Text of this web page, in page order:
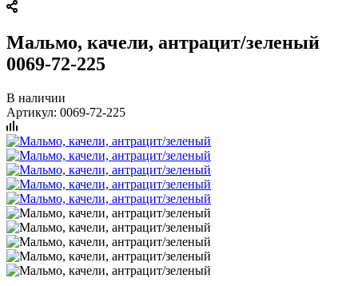
Мальмо, качели, антрацит/зеленый
0069-72-225
В наличии
Артикул: 0069-72-225